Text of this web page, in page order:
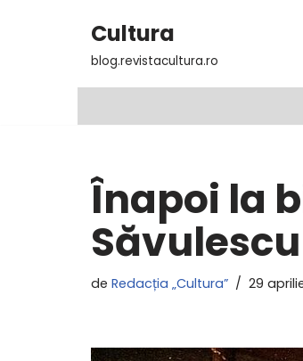
Cultura
blog.revistacultura.ro
Înapoi la
de Redacția „Cultura” 29